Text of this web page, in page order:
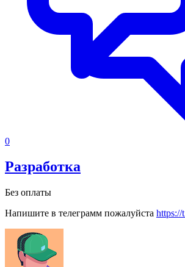
0
Разработка
Без оплаты
Напишите в телеграмм пожалуйста https://